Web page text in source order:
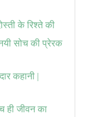
के रिश्ते की
सोच की प्रेरक
कहानी |
ही जीवन का